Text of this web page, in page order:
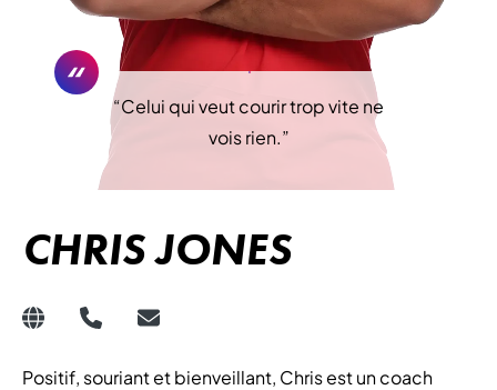
“Celui qui veut courir trop vite ne
vois rien.”
CHRIS JONES
Positif, souriant et bienveillant, Chris est un coach